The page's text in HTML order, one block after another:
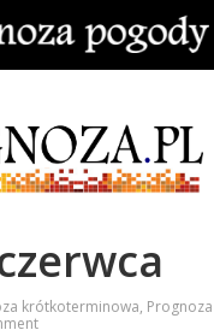
krótkoterminowa, Prognoza